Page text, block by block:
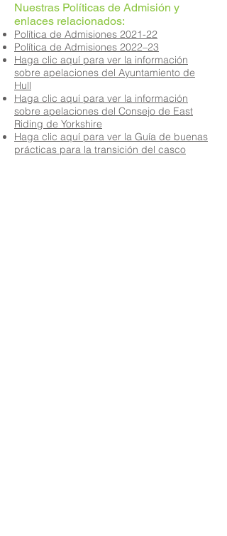
Nuestras Políticas de Admisión y
enlaces relacionados:
Política de Admisiones 2021-22
Política de Admisiones 2022–23
Haga clic aquí para ver la información
sobre apelaciones del Ayuntamiento de
Hull
Haga clic aquí para ver la información
sobre apelaciones del Consejo de East
Riding de Yorkshire
Haga clic aquí para ver la Guía de buenas
prácticas para la transición del casco